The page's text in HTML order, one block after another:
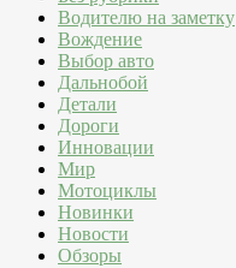
Водителю на заметку
Вождение
Выбор авто
Дальнобой
Детали
Дороги
Инновации
Мир
Мотоциклы
Новинки
Новости
Обзоры